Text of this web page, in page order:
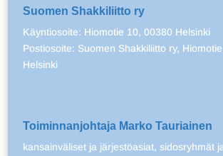
Suomen Shakkiliitto ry
Käyntiosoite: Hiomotie 10, 00380 Helsinki
Postiosoite: Suomen Shakkiliitto ry,
Helsinki
Toiminnanjohtaja Marko Tauriainen
kansainväliset ja järjestöasiat, sidosryhmät